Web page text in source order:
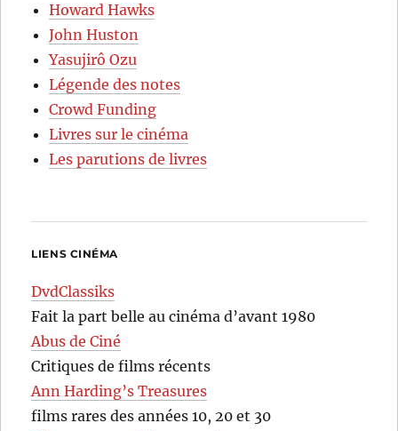
Howard Hawks
John Huston
Yasujirô Ozu
Légende des notes
Crowd Funding
Livres sur le cinéma
Les parutions de livres
LIENS CINÉMA
DvdClassiks
Fait la part belle au cinéma d’avant 1980
Abus de Ciné
Critiques de films récents
Ann Harding’s Treasures
films rares des années 10, 20 et 30